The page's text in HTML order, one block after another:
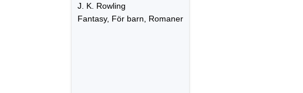
J. K. Rowling
Fantasy, För barn, Romaner